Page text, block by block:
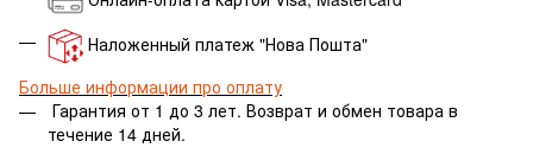
Наложенный платеж "Нова Пошта"
Больше информации про оплату
Гарантия от 1 до 3 лет. Возврат и обмен товара в
течение 14 дней.